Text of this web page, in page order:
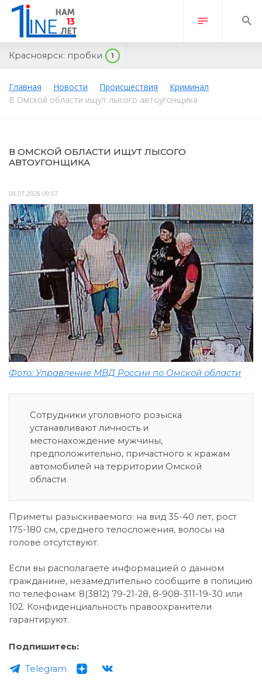
Красноярск: пробки 1
Главная Новости Происшествия
Криминал
В Омской области ищут лысого автоугонщика
В ОМСКОЙ ОБЛАСТИ ИЩУТ ЛЫСОГО
АВТОУГОНЩИКА
08.07.2026 09:57
Фото: Управление МВД России по Омской области
Сотрудники уголовного розыска
устанавливают личность и
местонахождение мужчины,
предположительно, причастного к кражам
автомобилей на территории Омской
области.
Приметы разыскиваемого: на вид 35-40 лет, рост
175-180 см, среднего телосложения, волосы на
голове отсутствуют.
Если вы располагаете информацией о данном
гражданине, незамедлительно сообщите в полицию
по телефонам: 8(3812) 79-21-28, 8-908-311-19-30 или
102. Конфиденциальность правоохранители
гарантируют.
Подпишитесь:
Telegram